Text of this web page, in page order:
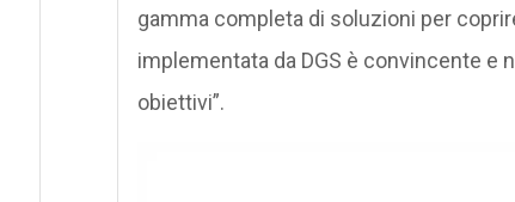
gamma completa di soluzioni per
implementata da DGS è convincente e
obiettivi”.